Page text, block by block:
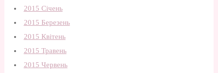
2015 Січень
2015 Березень
2015 Квітень
2015 Травень
2015 Червень